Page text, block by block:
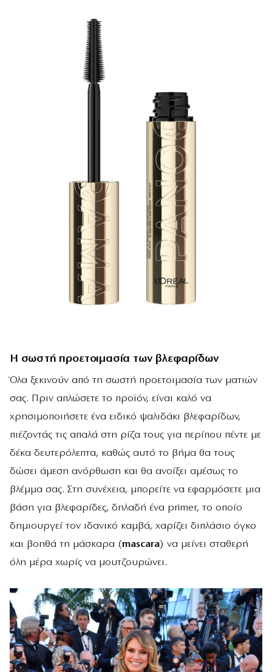
Η σωστή προετοιμασία των βλεφαρίδων
Όλα ξεκινούν από τη σωστή προετοιμασία των ματιών
σας. Πριν απλώσετε το προϊόν, είναι καλό να
χρησιμοποιήσετε ένα ειδικό ψαλιδάκι βλεφαρίδων,
πιέζοντάς τις απαλά στη ρίζα τους για περίπου πέντε με
δέκα δευτερόλεπτα, καθώς αυτό το βήμα θα τους
δώσει άμεση ανόρθωση και θα ανοίξει αμέσως το
βλέμμα σας. Στη συνέχεια, μπορείτε να εφαρμόσετε μια
βάση για βλεφαρίδες, δηλαδή ένα primer, το οποίο
δημιουργεί τον ιδανικό καμβά, χαρίζει διπλάσιο όγκο
και βοηθά τη μάσκαρα (mascara) να μείνει σταθερή
όλη μέρα χωρίς να μουτζουρώνει.